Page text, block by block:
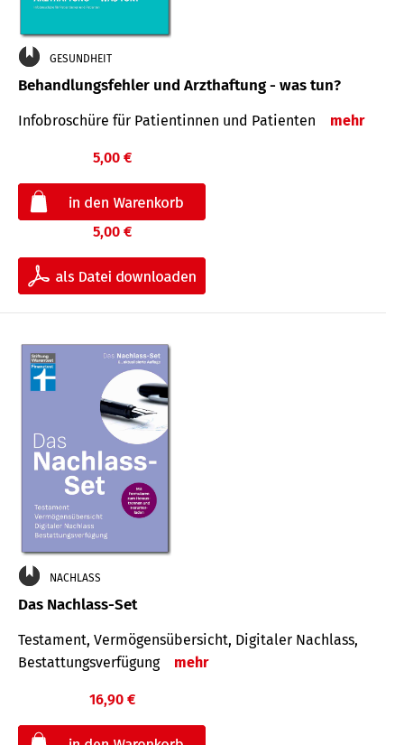
GESUNDHEIT
Behandlungsfehler und Arzthaftung - was tun?
Infobroschüre für Patientinnen und Patienten mehr
5,00 €
5,00 €
NACHLASS
Das Nachlass-Set
Testament, Vermögens­übersicht, Digitaler Nach­lass,
Bestat­tungs­ver­fügung
mehr
16,90 €